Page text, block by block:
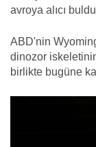
avroya alıcı
ABD'nin
dinozor
birlikte bugüne